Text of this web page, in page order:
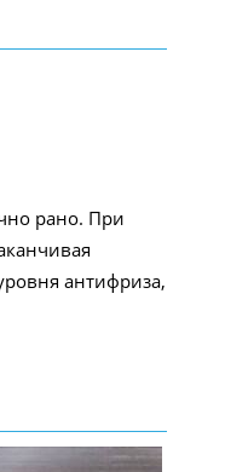
рано. При
антифриза,